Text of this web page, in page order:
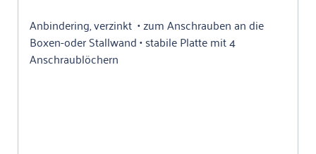
Anbindering, verzinkt • zum Anschrauben an die
Boxen-oder Stallwand • stabile Platte mit 4
Anschraublöchern